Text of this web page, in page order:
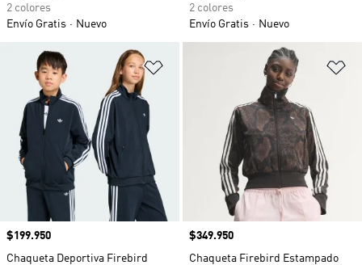
2 colores
Envío Gratis
Nuevo
2 colores
Envío Gratis
Nuevo
Añadir a la lista de deseos
Precio
$199.950
Chaqueta Deportiva Firebird
Precio
$349.950
Chaqueta Firebird Estampado